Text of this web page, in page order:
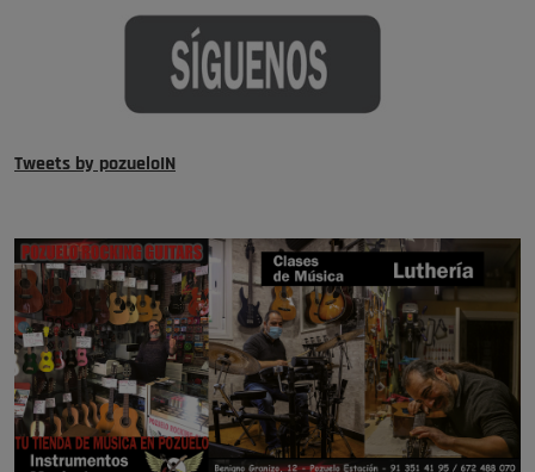
Tweets by pozueloIN